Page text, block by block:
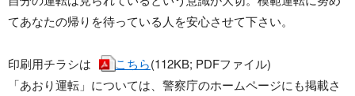
てあなたの帰りを待っている人を安心させて下さい。
印刷用チラシは こちら(112KB; PDFファイル)
「あおり運転」については、警察庁のホームページにも掲載さ